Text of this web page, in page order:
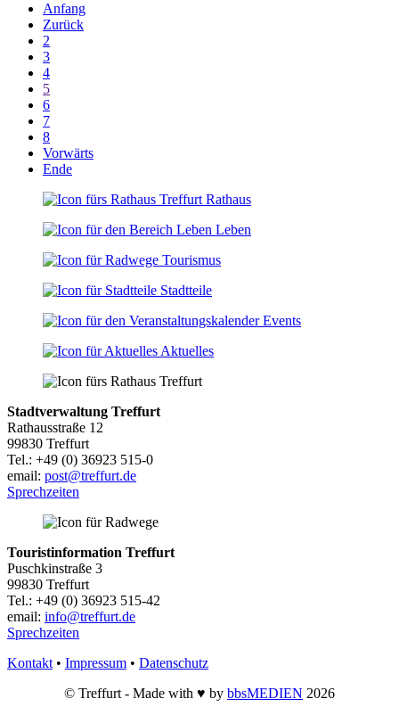
Anfang
Zurück
2
3
4
5
6
7
8
Vorwärts
Ende
Rathaus
Leben
Tourismus
Stadtteile
Events
Aktuelles
Stadtverwaltung Treffurt
Rathausstraße 12
99830 Treffurt
Tel.: +49 (0) 36923 515-0
email: post@treffurt.de
Sprechzeiten
Touristinformation Treffurt
Puschkinstraße 3
99830 Treffurt
Tel.: +49 (0) 36923 515-42
email: info@treffurt.de
Sprechzeiten
Kontakt • Impressum • Datenschutz
© Treffurt - Made with ♥ by bbsMEDIEN 2026